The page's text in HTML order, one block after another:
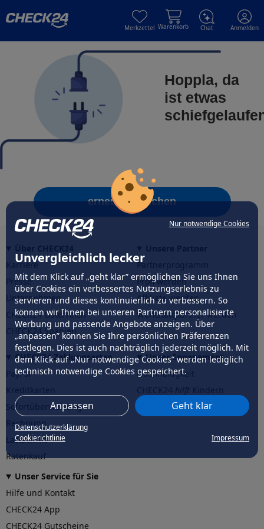
Nur notwendige Cookies
Unvergleichlich lecker
Mit dem Klick auf „geht klar” ermöglichen Sie uns Ihnen
über Cookies ein verbessertes Nutzungserlebnis zu
servieren und dieses kontinuierlich zu verbessern. So
können wir Ihnen bei unseren Partnern personalisierte
Werbung und passende Angebote anzeigen. Über
„anpassen” können Sie Ihre persönlichen Präferenzen
festlegen. Dies ist auch nachträglich jederzeit möglich. Mit
dem Klick auf „Nur notwendige Cookies” werden lediglich
technisch notwendige Cookies gespeichert.
Anpassen Geht klar
Datenschutzerklärung
Cookierichtlinie
Impressum
Merkzettel Warenkorb Chat Anmelden
Hoppla, da
ist etwas
erneut versuchen
Karriere
Presse
Unternehmen
CHECK24 Österreich
CHECK24 Spanien
Partnerprogramm
Profi werden
Affiliate werden
Werkstattpartner werden
CHECK24 Zahlungsarten
PayPal
Sofortüberweisung
Rechnung
Lastschrift
Ratenkauf
Unser Engagement
Nachhaltigkeit
CHECK24hilftder Natur
Unser Service für Sie
Hilfe und Kontakt
CHECK24 App
CHECK24 Gutscheine